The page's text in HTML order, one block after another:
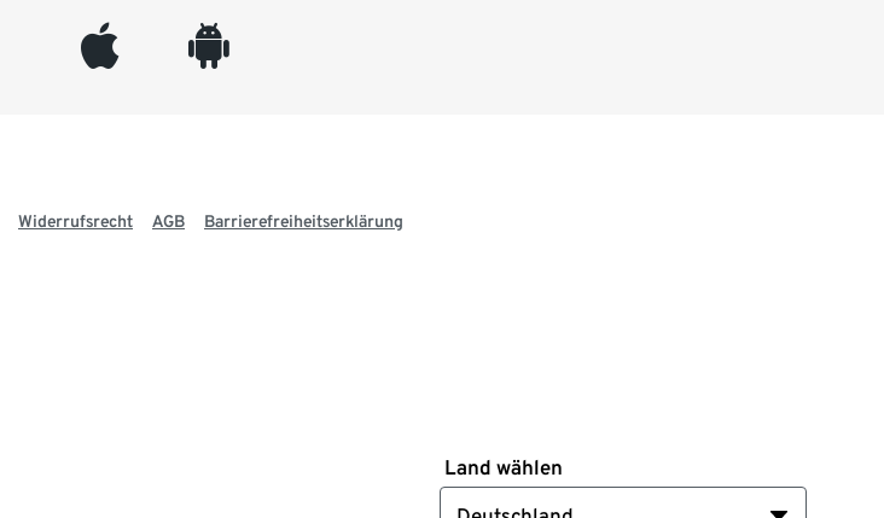
appleinc android
Widerrufsrecht AGB Barrierefreiheitserklärung
Land wählen